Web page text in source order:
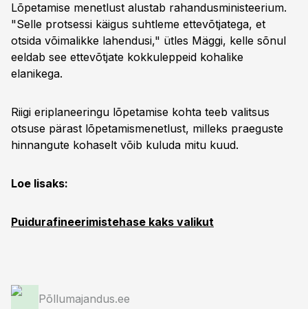
Lõpetamise menetlust alustab rahandusministeerium.
"Selle protsessi käigus suhtleme ettevõtjatega, et
otsida võimalikke lahendusi," ütles Mäggi, kelle sõnul
eeldab see ettevõtjate kokkuleppeid kohalike
elanikega.
Riigi eriplaneeringu lõpetamise kohta teeb valitsus
otsuse pärast lõpetamismenetlust, milleks praeguste
hinnangute kohaselt võib kuluda mitu kuud.
Loe lisaks:
Puidurafineerimistehase kaks valikut
Põllumajandus.ee